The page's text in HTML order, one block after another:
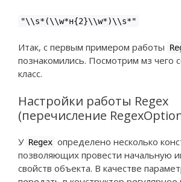
"\\s*(\\w*н{2}\\w*)\\s*"
Итак, с первым примером работы
познакомились. Посмотрим мз чего
класс.
Настройки работы Regex
(перечисление
У Regex определено несколько
позволяющих провести начальную
свойств объекта. В качестве